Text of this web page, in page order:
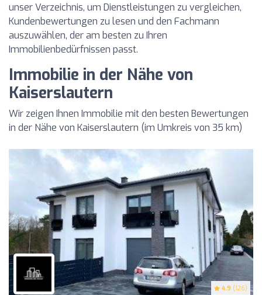
unser Verzeichnis, um Dienstleistungen zu vergleichen,
Kundenbewertungen zu lesen und den Fachmann
auszuwählen, der am besten zu Ihren
Immobilienbedürfnissen passt.
Immobilie in der Nähe von
Kaiserslautern
Wir zeigen Ihnen Immobilie mit den besten Bewertungen
in der Nähe von Kaiserslautern (im Umkreis von 35 km)
4.9 (126)